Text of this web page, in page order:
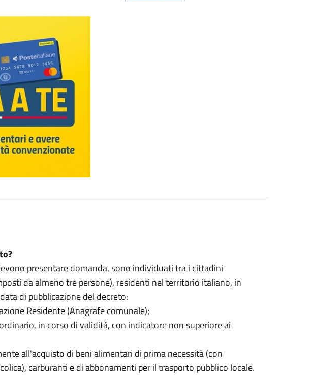
presentare domanda, sono individuati tra i cittadini
da almeno tre persone), residenti nel territorio italiano, in
di pubblicazione del decreto:
Residente (Anagrafe comunale);
in corso di validità, con indicatore non superiore ai
all'acquisto di beni alimentari di prima necessità (con
carburanti e di abbonamenti per il trasporto pubblico locale.